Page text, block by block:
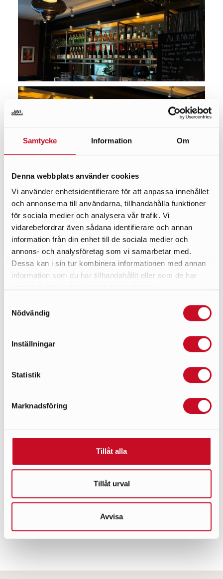
Samtycke Information Om
Denna webbplats använder cookies
Vi använder enhetsidentifierare för att anpassa innehållet
och annonserna till användarna, tillhandahålla funktioner
för sociala medier och analysera vår trafik. Vi
vidarebefordrar även sådana identifierare och annan
information från din enhet till de sociala medier och
annons- och analysföretag som vi samarbetar med.
Dessa kan i sin tur kombinera informationen med annan
information som du har tillhandahållit eller som de har
Nödvändig
Inställningar
Statistik
Marknadsföring
Tillåt alla
Tillåt urval
Avvisa
UTFÖRT ARBETE
Belysning & Ledlist installationer i restaurang
/ bar / kök
Beställare: Lerch Snickeri och inredningar
ÅR
Stockholm